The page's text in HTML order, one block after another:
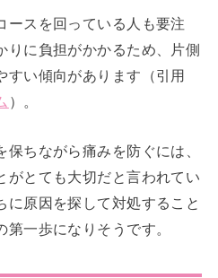
ースを回っている人も要注
りに負担がかかるため、片側
すい傾向があります（引用
）。
ちながら痛みを防ぐには、
がとても大切だと言われてい
に原因を探して対処すること
一歩になりそうです。